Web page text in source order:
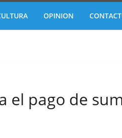
OPINION
el pago de